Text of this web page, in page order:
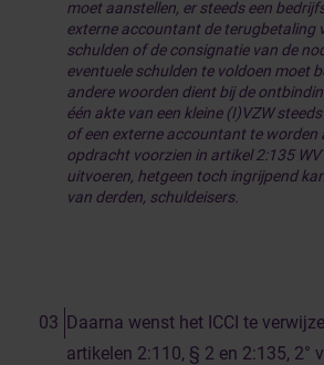
moet aanstellen, er steeds een
externe accountant de terugbetaling
schulden of de consignatie van de
eventuele schulden te voldoen moet
andere woorden dient bij de
één akte van een kleine (I)VZW
of een externe accountant te worden
opdracht voorzien in artikel 2:135
uitvoeren, hetgeen toch ingrijpend
van derden, schuldeisers.
Daarna wenst het ICCI te
artikelen 2:110, § 2 en 2:135, 2°